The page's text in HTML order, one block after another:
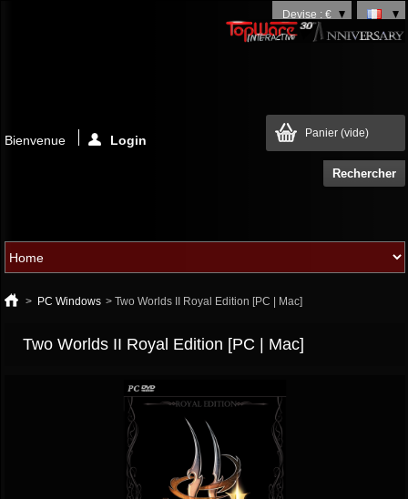
Devise : €
Panier (vide)
Bienvenue Login
> PC Windows > Two Worlds II Royal Edition [PC | Mac]
Two Worlds II Royal Edition [PC | Mac]